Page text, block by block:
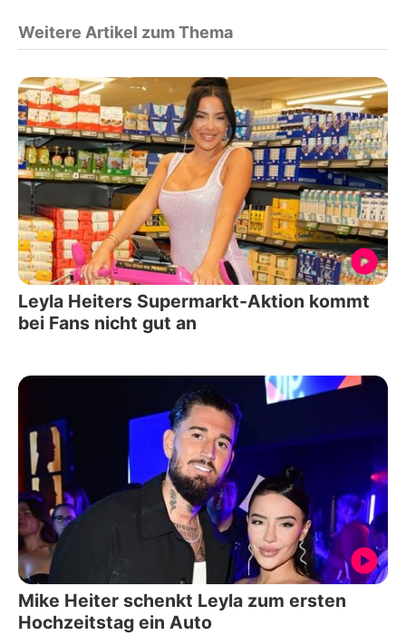
Weitere Artikel zum Thema
Leyla Heiters Supermarkt-Aktion kommt
bei Fans nicht gut an
Mike Heiter schenkt Leyla zum ersten
Hochzeitstag ein Auto